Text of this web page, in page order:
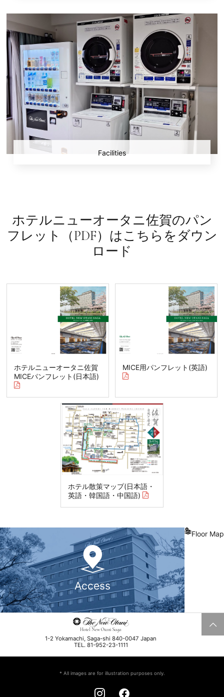
Facilities
ホテルニューオータニ佐賀のパン
フレット（PDF）はこちらをダウン
ロード
ホテルニューオータニ佐賀
MICEパンフレット(日本語)
MICE用パンフレット(英語)
ホテル散策マップ(日本語・
英語・韓国語・中国語)
Access
Floor Map
Hotel New Otani Saga
1-2 Yokamachi, Saga-shi 840-0047 Japan
TEL. 81-952-23-1111
* All images are for illustration purposes only.